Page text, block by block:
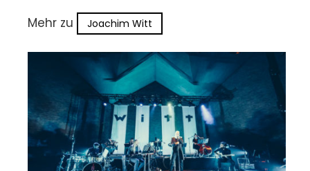
Mehr zu Joachim Witt